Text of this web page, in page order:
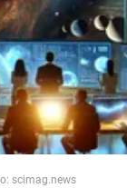
scimag.news